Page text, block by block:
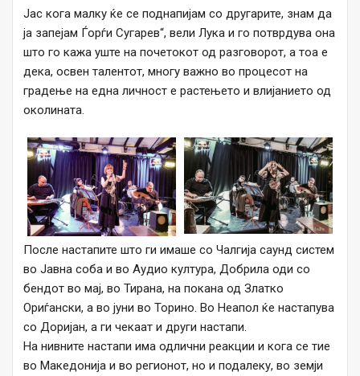
Јас кога малку ќе се поднапијам со другарите, знам да
ја запејам Ѓорѓи Сугарев“, вели Лука и го потврдува она
што го кажа уште на почетокот од разговорот, а тоа е
дека, освен талентот, многу важно во процесот на
градење на една личност е растењето и влијанието од
околината.
После настапите што ги имаше со Чалгија саунд систем
во Јавна соба и во Аудио култура, Добрила оди со
бендот во мај, во Тирана, на покана од Златко
Ориѓански, а во јуни во Торино. Во Неапол ќе настапува
со Доријан, а ги чекаат и други настапи.
На нивните настапи има одлични реакции и кога се тие
во Македонија и во регионот, но и подалеку, во земји